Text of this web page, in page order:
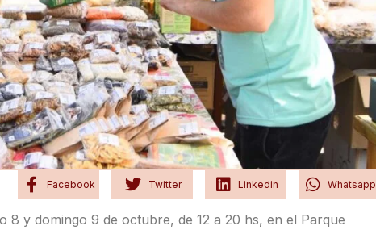
Facebook Twitter Linkedin Whatsapp
y domingo 9 de octubre, de 12 a 20 hs, en el Parque